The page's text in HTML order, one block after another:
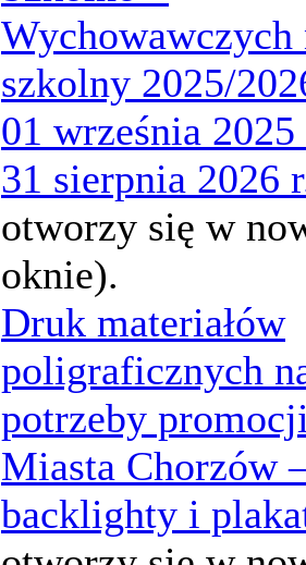
Wychowawczych
szkolny 2025/
01 września 2025
31 sierpnia 2026
otworzy się w
oknie).
Druk materiałów
poligraficznych
potrzeby
Miasta Chorzów
backlighty i